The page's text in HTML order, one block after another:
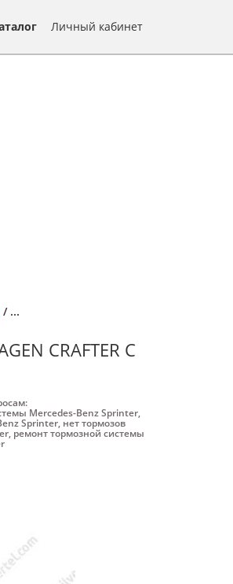
Личный кабинет
/ ...
CRAFTER С
Mercedes-Benz Sprinter,
Sprinter, нет тормозов
, ремонт тормозной системы